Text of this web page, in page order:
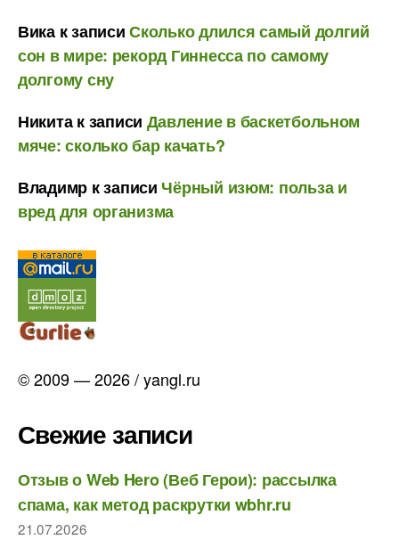
Викак записиСколько длился самый долгий
сон в мире: рекорд Гиннесса по самому
долгому сну
Никитак записи Давление в баскетбольном
мяче: сколько бар качать?
Владимр к записи Чёрный изюм: польза и
вред для организма
© 2009 — 2026 / yangl.ru
Свежие записи
Отзыв о Web Hero (Веб Герои): рассылка
спама, как метод раскрутки wbhr.ru
21.07.2026